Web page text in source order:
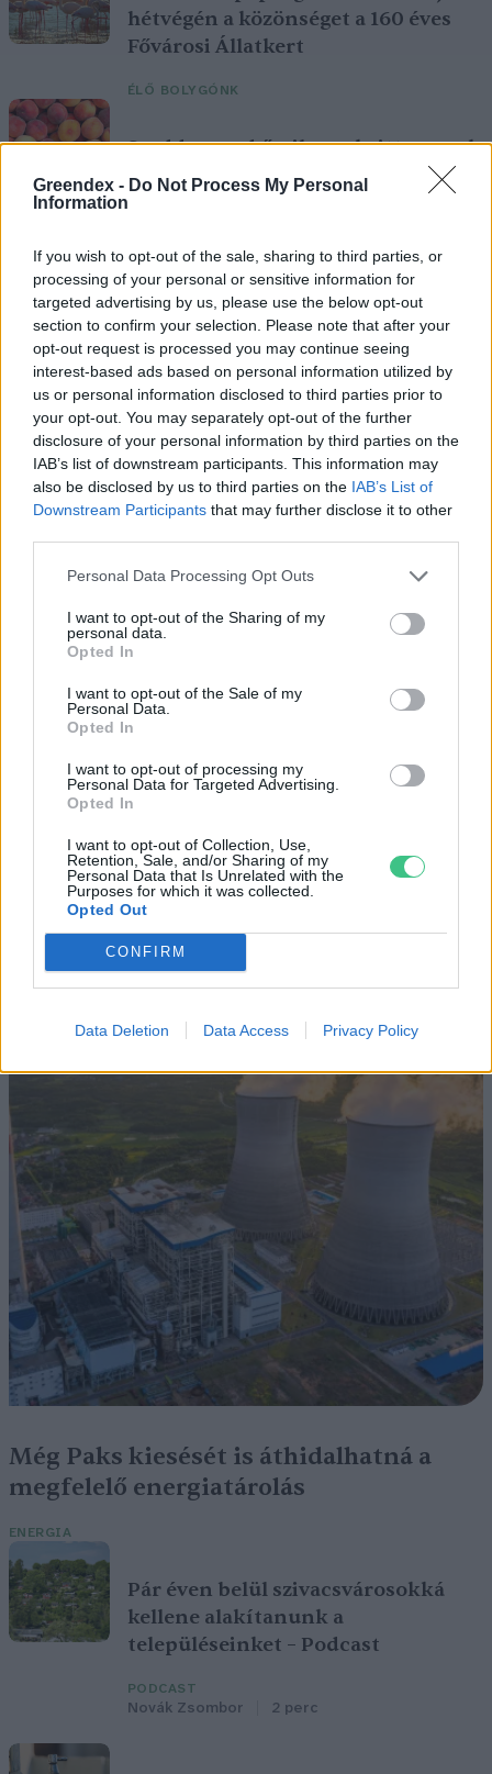
Greendex - Do Not Process My Personal
Information
If you wish to opt-out of the sale, sharing to third parties, or
processing of your personal or sensitive information for
targeted advertising by us, please use the below opt-out
section to confirm your selection. Please note that after your
opt-out request is processed you may continue seeing
interest-based ads based on personal information utilized by
us or personal information disclosed to third parties prior to
your opt-out. You may separately opt-out of the further
disclosure of your personal information by third parties on the
IAB’s list of downstream participants. This information may
also be disclosed by us to third parties on the IAB’s List of
Downstream Participants that may further disclose it to other
Personal Data Processing Opt Outs
I want to opt-out of the Sharing of my
personal data.
Opted In
I want to opt-out of the Sale of my
Personal Data.
Opted In
I want to opt-out of processing my
Personal Data for Targeted Advertising.
Opted In
I want to opt-out of Collection, Use,
Retention, Sale, and/or Sharing of my
Personal Data that Is Unrelated with the
Purposes for which it was collected.
Opted Out
CONFIRM
Data Deletion Data Access Privacy Policy
hétvégén a közönséget a 160 éves
Fővárosi Állatkert
ÉLŐ BOLYGÓNK
Szedd magad őszibarack: itt vannak
a legjobb lelőhelyek!
Négy éven belül valósággá válhatnak az
elektromos repülőjáratok Európában
KÖZLEKEDÉS
Történelmi aszály sújtja Nagy-
Britanniát is
Elképesztő felvétel mutatja meg,
mekkora a különbség az áradó és a
kiszáradó Duna között
ÉLŐ BOLYGÓNK
Még Paks kiesését is áthidalhatná a
megfelelő energiatárolás
ENERGIA
Pár éven belül szivacsvárosokká
kellene alakítanunk a
településeinket – Podcast
PODCAST
Novák Zsombor 2 perc